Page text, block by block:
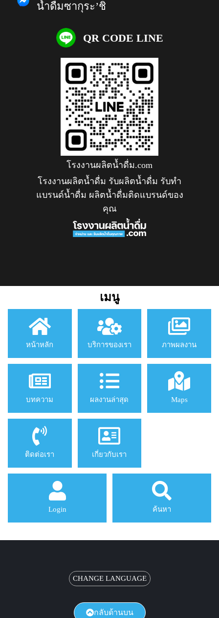
น้ำดื่มซากุระ’ชิ
QR CODE LINE
โรงงานผลิตน้ำดื่ม.com
โรงงานผลิตน้ำดื่ม รับผลิตน้ำดื่ม รับทำ
แบรนด์น้ำดื่ม ผลิตน้ำดื่มติดแบรนด์ของ
คุณ
เมนู
หน้าหลัก บริการของเรา ภาพผลงาน
บทความ ผลงานล่าสุด Maps
ติดต่อเรา เกี่ยวกับเรา
Login ค้นหา
CHANGE LANGUAGE
กลับด้านบน